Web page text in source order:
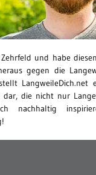
und habe
gegen die
LangweileDich.net
dar, die nicht nur
nachhaltig